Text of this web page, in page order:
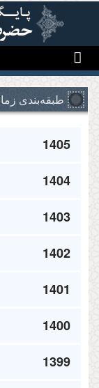
رفتن به محتوای اصلی
طبقه‌بندی
1405
1404
1403
1402
1401
1400
1399